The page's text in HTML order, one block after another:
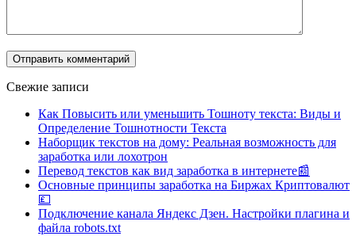
Свежие записи
Как Повысить или уменьшить Тошноту текста: Виды и
Определение Тошнотности Текста
Наборщик текстов на дому: Реальная возможность для
заработка или лохотрон
Перевод текстов как вид заработка в интернете📰
Основные принципы заработка на Биржах Криптовалют
💷
Подключение канала Яндекс Дзен. Настройки плагина и
файла robots.txt